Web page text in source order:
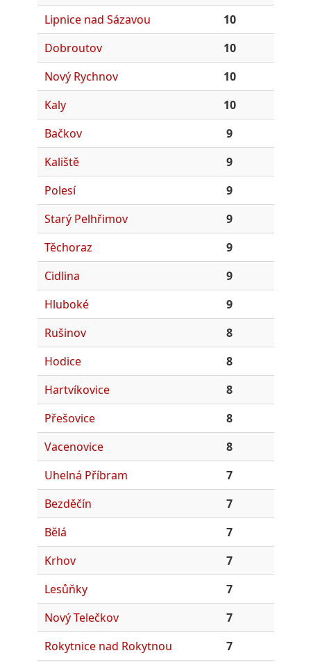
Lipnice nad Sázavou
10
Dobroutov
10
Nový Rychnov
10
Kaly
10
Bačkov
9
Kaliště
9
Polesí
9
Starý Pelhřimov
9
Těchoraz
9
Cidlina
9
Hluboké
9
Rušinov
8
Hodice
8
Hartvíkovice
8
Přešovice
8
Vacenovice
8
Uhelná Příbram
7
Bezděčín
7
Bělá
7
Krhov
7
Lesůňky
7
Nový Telečkov
7
Rokytnice nad Rokytnou
7